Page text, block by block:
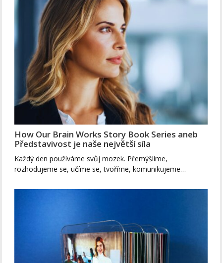
How Our Brain Works Story Book Series aneb
Představivost je naše největší síla
Každý den používáme svůj mozek. Přemýšlíme,
rozhodujeme se, učíme se, tvoříme, komunikujeme…